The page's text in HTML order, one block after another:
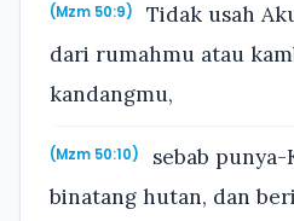
(Mzm 50:9)
Tidak usah
dari rumahmu atau
kandangmu,
(Mzm 50:10)
sebab punya-
binatang hutan, dan